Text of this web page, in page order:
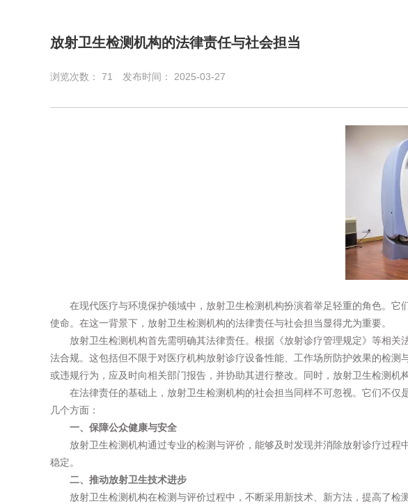
放射卫生检测机构的法律责任与社会担当
浏览次数： 71 发布时间： 2025-03-27
在现代医疗与环境保护领域中，放射卫生检测机构扮演着举足轻重的角色。
使命。在这一背景下，放射卫生检测机构的法律责任与社会担当显得尤为重要。
放射卫生检测机构首先需明确其法律责任。根据《放射诊疗管理规定》等相
法合规。这包括但不限于对医疗机构放射诊疗设备性能、工作场所防护效果的检
或违规行为，应及时向相关部门报告，并协助其进行整改。同时，放射卫生检测机
在法律责任的基础上，放射卫生检测机构的社会担当同样不可忽视。它们不
几个方面：
一、保障公众健康与安全
放射卫生检测机构通过专业的检测与评价，能够及时发现并消除放射诊疗过
稳定。
二、推动放射卫生技术进步
放射卫生检测机构在检测与评价过程中，不断采用新技术、新方法，提高了